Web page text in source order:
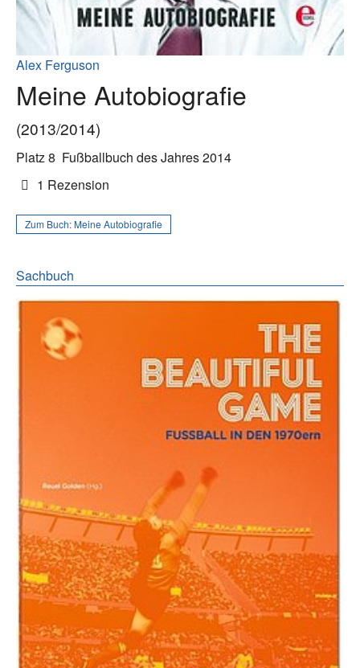
Alex Ferguson
Meine Autobiografie
(2013/2014)
Platz 8 Fußballbuch des Jahres 2014
1 Rezension
Zum Buch:Meine Autobiografie
Sachbuch